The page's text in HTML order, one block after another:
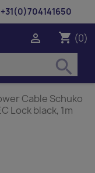
+31(0)704141650
shopping_cart (0)

search
Cable Schuko
Lock black, 1m